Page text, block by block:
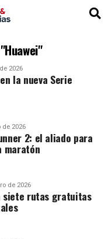
2026
la nueva Serie
de 2026
2: el aliado para
maratón
de 2026
siete rutas gratuitas